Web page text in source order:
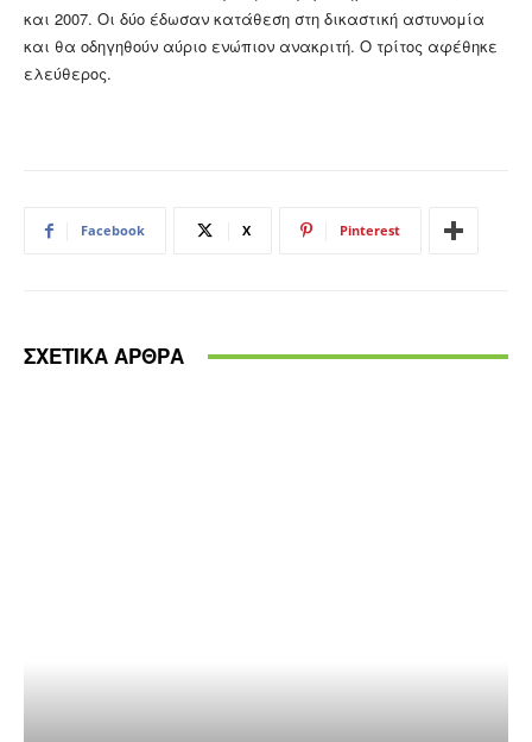
και 2007. Οι δύο έδωσαν κατάθεση στη δικαστική αστυνομία
και θα οδηγηθούν αύριο ενώπιον ανακριτή. Ο τρίτος αφέθηκε
ελεύθερος.
Facebook X Pinterest
ΣΧΕΤΙΚΑ ΑΡΘΡΑ